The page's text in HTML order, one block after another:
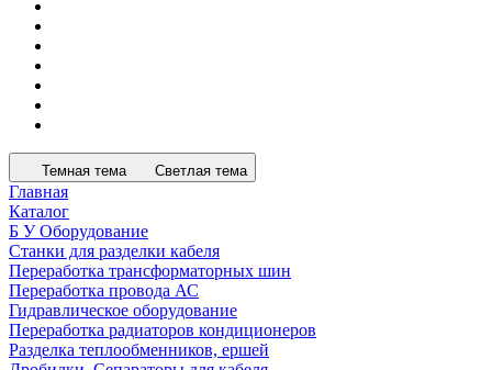
Темная тема Светлая тема
Главная
Каталог
Б У Оборудование
Станки для разделки кабеля
Переработка трансформаторных шин
Переработка провода АС
Гидравлическое оборудование
Переработка радиаторов кондиционеров
Разделка теплообменников, ершей